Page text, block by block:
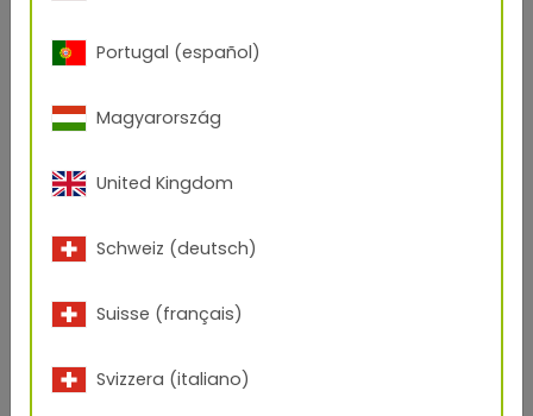
Blue Flow
Feinstruktur /Matt
Portugal (español)
Magyarország
United Kingdom
Schweiz (deutsch)
Suisse (français)
Svizzera (italiano)